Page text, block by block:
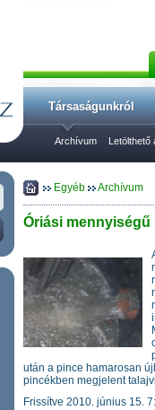
Társaságunkról
Archívum Letölthető
Egyéb Archívum
Óriási
után a pince hamarosan
pincékben megjelent
Frissítve 2010. június 15.